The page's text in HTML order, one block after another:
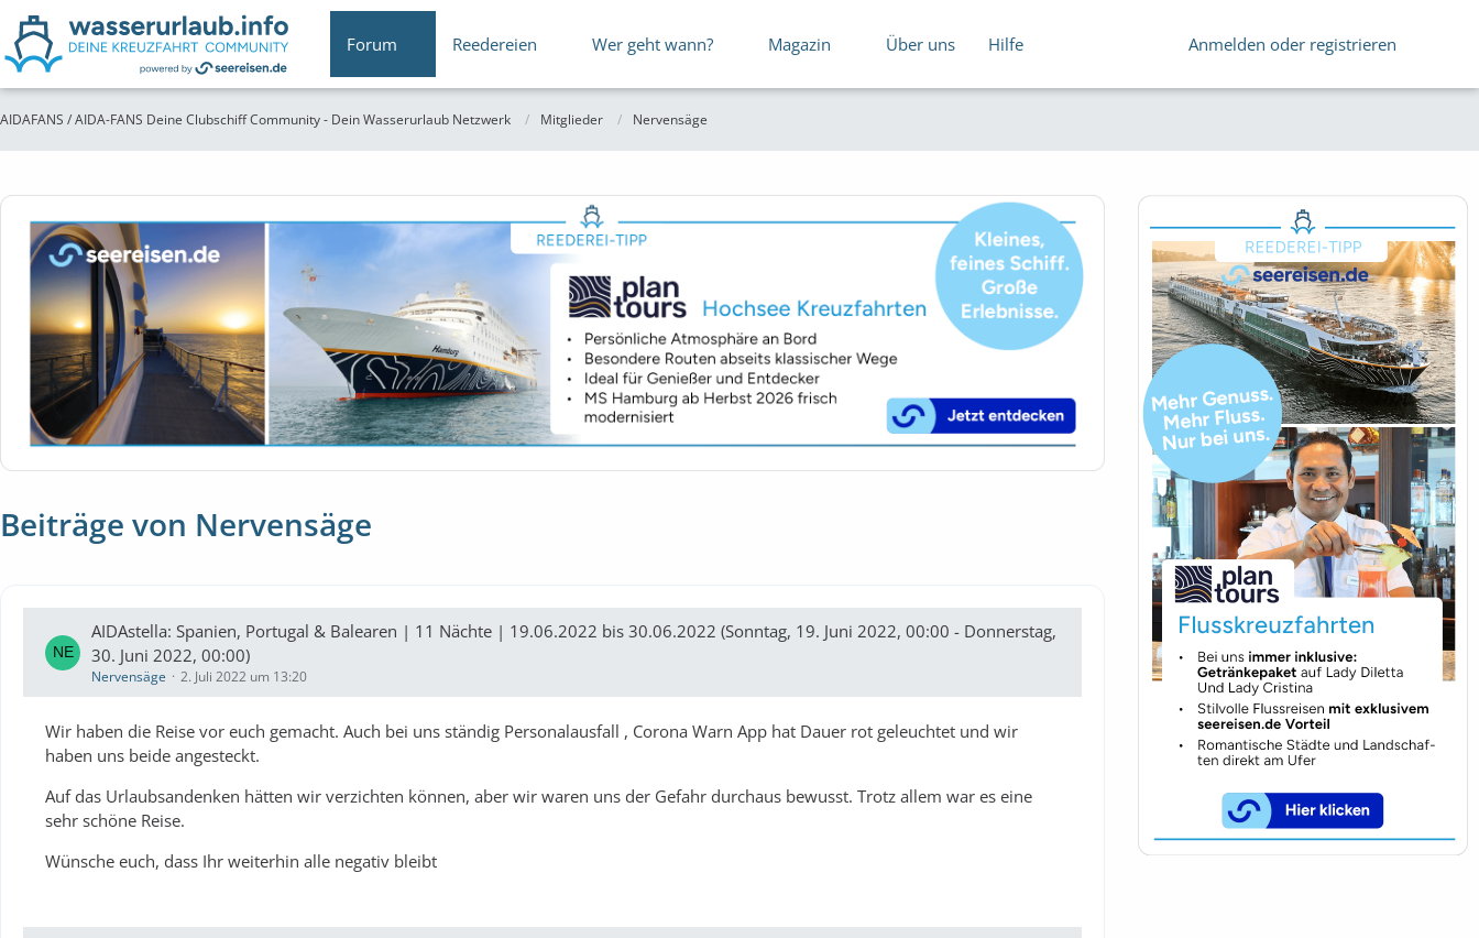
Forum Reedereien Wer geht wann? Magazin Über uns Hilfe Anmelden oder registrieren
AIDAFANS / AIDA-FANS Deine Clubschiff Community - Dein Wasserurlaub Netzwerk Mitglieder Nervensäge
Beiträge von Nervensäge
AIDAstella: Spanien, Portugal & Balearen | 11 Nächte | 19.06.2022 bis 30.06.2022 (Sonntag, 19. Juni 2022, 00:00 - Donnerstag,
30. Juni 2022, 00:00)
Nervensäge 2. Juli 2022 um 13:20
Wir haben die Reise vor euch gemacht. Auch bei uns ständig Personalausfall , Corona Warn App hat Dauer rot geleuchtet und wir
haben uns beide angesteckt.
Auf das Urlaubsandenken hätten wir verzichten können, aber wir waren uns der Gefahr durchaus bewusst. Trotz allem war es eine
sehr schöne Reise.
Wünsche euch, dass Ihr weiterhin alle negativ bleibt